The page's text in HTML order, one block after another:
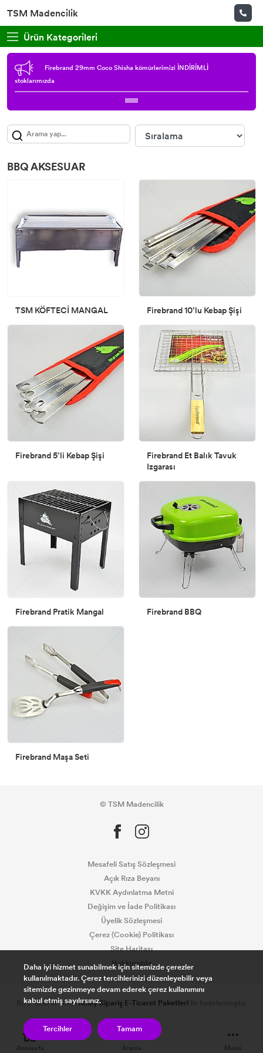
TSM Madencilik
Ürün Kategorileri
Anasayfa Arama Menü
Firebrand 29mm Coco Shisha kömürlerimizi İNDİRİMLİ
stoklarımızda
BBQ AKSESUAR
TSM KÖFTECİ MANGAL Firebrand 10’lu Kebap Şişi
Firebrand 5’li Kebap Şişi
Firebrand Et Balık Tavuk
Izgarası
Firebrand Pratik Mangal Firebrand BBQ
Firebrand Maşa Seti
© TSM Madencilik
Mesafeli Satış Sözleşmesi
Açık Rıza Beyanı
KVKK Aydınlatma Metni
Değişim ve İade Politikası
Üyelik Sözleşmesi
Çerez (Cookie) Politikası
Site Haritası
Hakkımızda
Bu e-ticaret sitesiKolay Sipariş E-Ticaret Paketleri
Daha iyi hizmet sunabilmek için sitemizde çerezler
kullanılmaktadır. Çerez tercihlerinizi düzenleyebilir veya
sitemizde gezinmeye devam ederek çerez kullanımını
kabul etmiş sayılırsınız.
Tercihler Tamam